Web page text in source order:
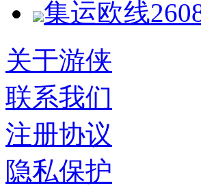
集运欧线
关于游侠
联系我们
注册协议
隐私保护